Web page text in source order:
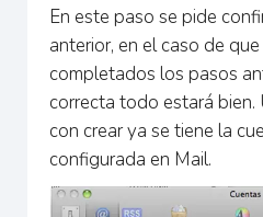
En este paso se pide
anterior, en el caso de
completados los pasos
correcta todo estará bien.
con crear ya se tiene la
configurada en Mail.